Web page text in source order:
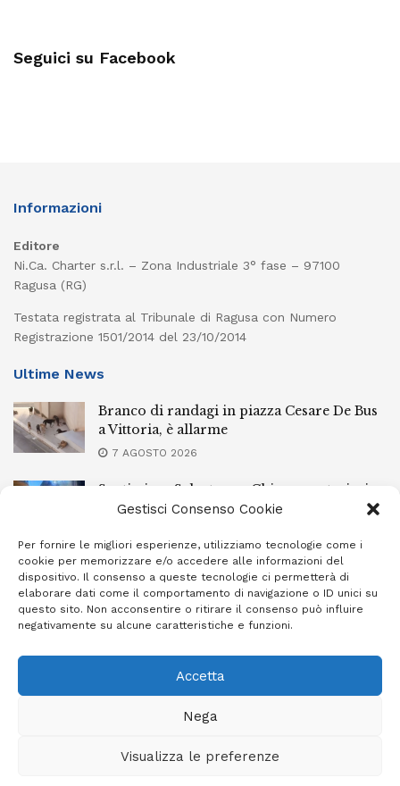
Gestisci Consenso Cookie
Per fornire le migliori esperienze, utilizziamo tecnologie come i
cookie per memorizzare e/o accedere alle informazioni del
dispositivo. Il consenso a queste tecnologie ci permetterà di
elaborare dati come il comportamento di navigazione o ID unici su
questo sito. Non acconsentire o ritirare il consenso può influire
negativamente su alcune caratteristiche e funzioni.
Accetta
Nega
Visualizza le preferenze
Seguici su Facebook
Informazioni
Editore
Ni.Ca. Charter s.r.l. – Zona Industriale 3° fase – 97100
Ragusa (RG)
Testata registrata al Tribunale di Ragusa con Numero
Registrazione 1501/2014 del 23/10/2014
Ultime News
Branco di randagi in piazza Cesare De Bus
a Vittoria, è allarme
7 AGOSTO 2026
Santissimo Salvatore a Chiaramonte, ieri
sera la processione con il simulacro
L’Ebt Ragusa approva il regolamento di
conciliazione
7 AGOSTO 2026
Giornale Ibleo © 2023 - Powered byStudio Greco - Consulenza